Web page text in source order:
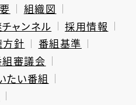
組織図
ャンネル
採用情報
針
番組基準
審議会
たい番組